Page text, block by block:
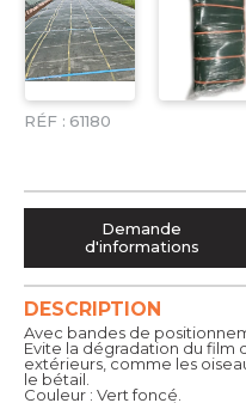
RÉF : 61180
DESCRIPTION
Avec bandes de
Evite la dégradation du film
extérieurs, comme les
le bétail.
Couleur : Vert foncé.
Demande
d'informations